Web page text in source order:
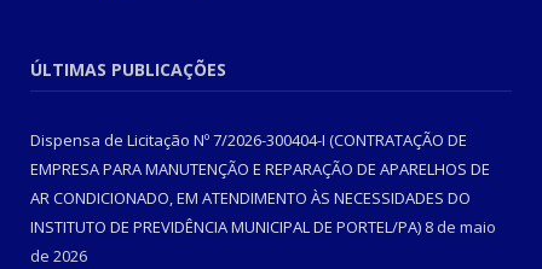
ÚLTIMAS PUBLICAÇÕES
Dispensa de Licitação Nº 7/2026-300404-I (CONTRATAÇÃO DE
EMPRESA PARA MANUTENÇÃO E REPARAÇÃO DE APARELHOS DE
AR CONDICIONADO, EM ATENDIMENTO ÀS NECESSIDADES DO
INSTITUTO DE PREVIDÊNCIA MUNICIPAL DE PORTEL/PA) 8 de maio
de 2026